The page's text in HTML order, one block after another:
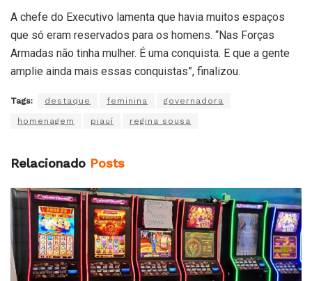
A chefe do Executivo lamenta que havia muitos espaços
que só eram reservados para os homens. “Nas Forças
Armadas não tinha mulher. É uma conquista. E que a gente
amplie ainda mais essas conquistas”, finalizou.
Tags: destaque feminina governadora
homenagem piauí regina sousa
Relacionado Posts